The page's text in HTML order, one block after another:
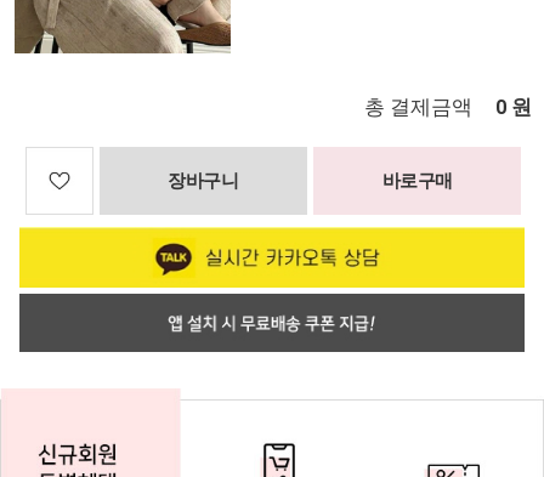
총 결제금액 0 원
장바구니 바로구매